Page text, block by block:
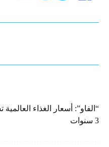
“الفاو”: أسعار الغذاء
3 سنوات